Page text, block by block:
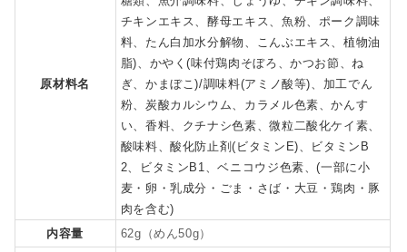
原材料名
チキンエキス、酵母エキス、魚粉、ポーク調味
料、たん白加水分解物、こんぶエキス、植物油
脂)、かやく(味付鶏肉そぼろ、かつお節、ね
ぎ、かまぼこ)/調味料(アミノ酸等)、加工でん
粉、炭酸カルシウム、カラメル色素、かんす
い、香料、クチナシ色素、微粒二酸化ケイ素、
酸味料、酸化防止剤(ビタミンE)、ビタミンB
2、ビタミンB1、ベニコウジ色素、(一部に小
麦・卵・乳成分・ごま・さば・大豆・鶏肉・豚
肉を含む)
内容量
62g（めん50g）